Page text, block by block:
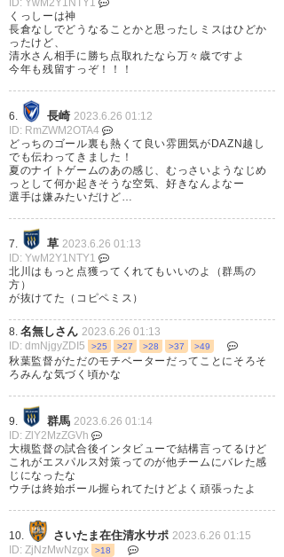
くっしーは神
長倉なしでどうなることかと思ったしミスはひどか
ったけど、
清水さん相手に勝ち点取れたなら万々歳ですよ
今年も残留すっぞ！！！
6. 長崎 2023.6.26 01:12
ID: RmZWM2OTA4
どっちのゴール裏も熱くて良い雰囲気がDAZN越し
でも伝わってきました！
夏のナイトゲームのあの感じ、むっさいようなじめ
っとして何か起きそうな空気、好きなんよなー
選手は嫌みたいだけど…
7. 草 2023.6.26 01:13
ID: YwM2Y1NTY1
北川はもっと点獲ってくれてもいいのよ（群馬の
方）
が抜けてた（コピペミス）
8. 名無しさん 2023.6.26 01:13
ID: dmNjgyZDI5
>25 >27 >28 >37 >49
秋葉監督がただのモチベーターだってことにそろそ
ろみんな気づく頃かな
9. 群馬 2023.6.26 01:14
ID: ZlY2MzZGVh
大槻監督の試合後インタビューで結構言ってるけど
これがエスパルス対策ってのが他チームにバレた感
じになったな
ウチは終始ボール握られてたけどよく頑張ったよ
10. さいたま在住清水サポ 2023.6.26 01:15
ID: ZjNzMwNzgx
>18